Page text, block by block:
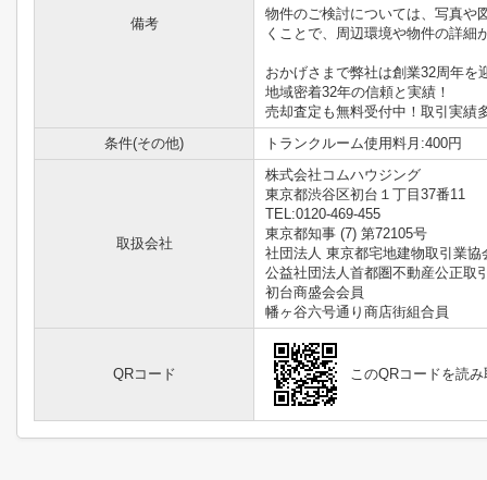
備考
物件のご検討については、写真や
くことで、周辺環境や物件の詳細
おかげさまで弊社は創業32周年を
地域密着32年の信頼と実績！
売却査定も無料受付中！取引実績
条件(その他)
トランクルーム使用料月:400円
取扱会社
株式会社コムハウジング
東京都渋谷区初台１丁目37番11
TEL:0120-469-455
東京都知事 (7) 第72105号
社団法人 東京都宅地建物取引業協
公益社団法人首都圏不動産公正取
初台商盛会会員
幡ヶ谷六号通り商店街組合員
QRコード このQRコードを読